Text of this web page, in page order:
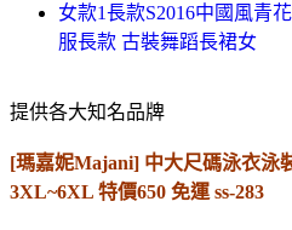
女款1長款S2016中國風青
服長款 古裝舞蹈長裙女
提供各大知名品牌
[瑪嘉妮Majani] 中大尺碼泳衣泳
3XL~6XL 特價650 免運 ss-283